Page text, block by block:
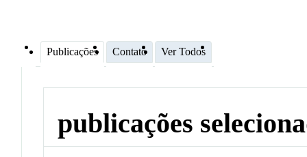
Publicações Contato Ver Todos
publicações